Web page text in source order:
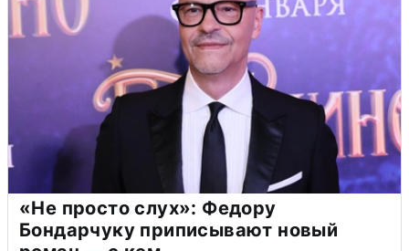
«Не просто слух»: Федору
Бондарчуку приписывают новый